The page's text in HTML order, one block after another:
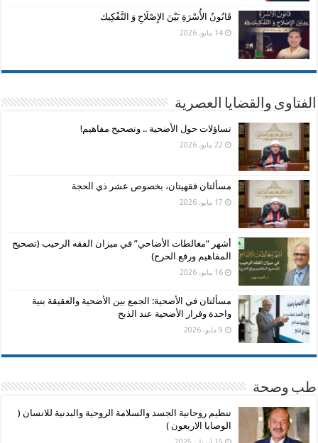
قَانُونُ الأُسْرَةِ بَيْنَ الإِصْلَاحِ وَ التَّفْكِيك
14 مايو، 2026
الفتاوى والقضايا العصرية
تساؤلات حول الأضحية .. وتصحيح مفاهيم!
22 مايو، 2026
مسألتان فقهيتان، بخصوص عشر ذي الحجة
17 مايو، 2026
أشهر “مغالطات الأضاحي” في ميزان الفقه الرحيب (تصحيح
المفاهيم ورفع الحرج)
16 مايو، 2026
مسألتان في الأضحية: الجمع بين الأضحية والعقيقة بنية
واحدة وفرار الأضحية عند الذبح
9 مايو، 2026
طب وصحة
تنظيم روحانية الجسد والسلامة الروحية والبدنية للانسان (
الوصايا الاربعون )